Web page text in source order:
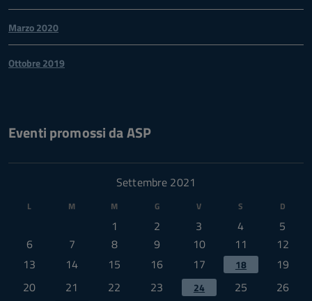
Marzo 2020
Ottobre 2019
Eventi promossi da ASP
Settembre 2021
L M M G V S D
1 2 3 4
5
6
7 8 9 10 11
12
13
14 15 16 17 18
19
20
21 22 23 24 25
26